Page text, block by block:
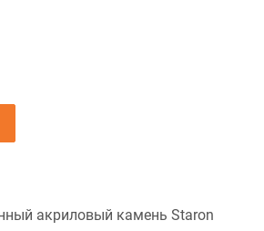
акриловый камень Staron